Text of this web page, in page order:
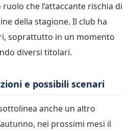
che l’attaccante rischia di
della stagione. Il club ha
soprattutto in un momento
diversi titolari.
e possibili scenari
anche un altro
nei prossimi mesi il